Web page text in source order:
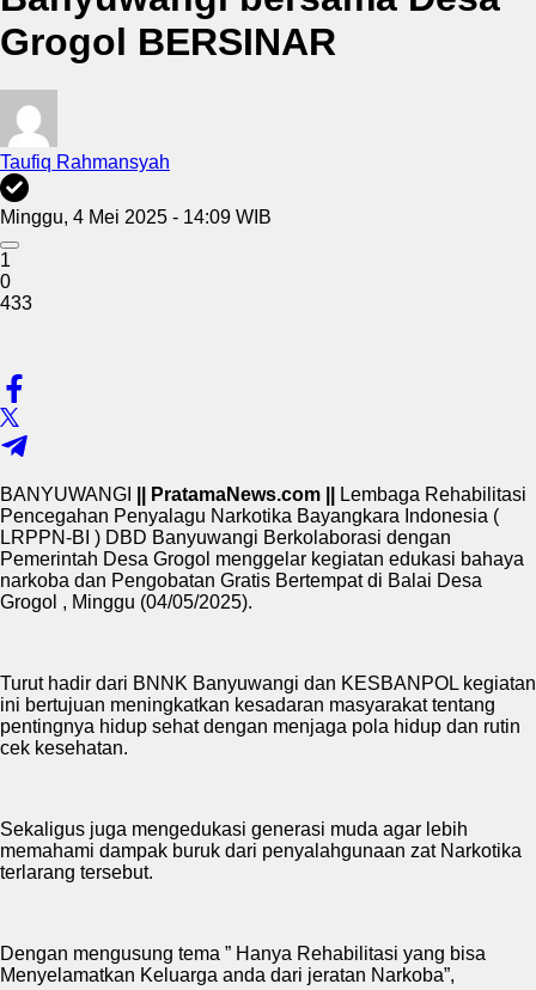
Grogol BERSINAR
Taufiq Rahmansyah
Minggu, 4 Mei 2025 - 14:09 WIB
1
0
433
BANYUWANGI || PratamaNews.com ||
Lembaga Rehabilitasi
Pencegahan Penyalagu Narkotika Bayangkara Indonesia (
LRPPN-BI ) DBD Banyuwangi Berkolaborasi dengan
Pemerintah Desa Grogol menggelar kegiatan edukasi bahaya
narkoba dan Pengobatan Gratis Bertempat di Balai Desa
Grogol , Minggu (04/05/2025).
Turut hadir dari BNNK Banyuwangi dan KESBANPOL kegiatan
ini bertujuan meningkatkan kesadaran masyarakat tentang
pentingnya hidup sehat dengan menjaga pola hidup dan rutin
cek kesehatan.
Sekaligus juga mengedukasi generasi muda agar lebih
memahami dampak buruk dari penyalahgunaan zat Narkotika
terlarang tersebut.
Dengan mengusung tema ” Hanya Rehabilitasi yang bisa
Menyelamatkan Keluarga anda dari jeratan Narkoba”,